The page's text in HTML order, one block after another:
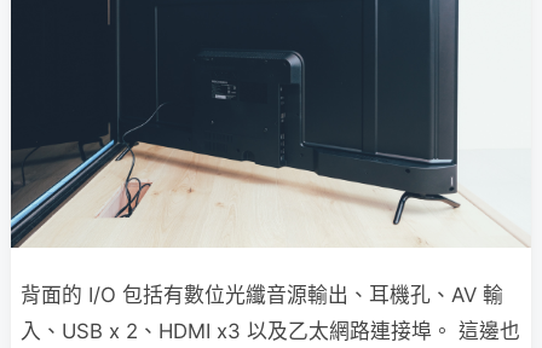
背面的 I/O 包括有數位光纖音源輸出、耳機孔、AV 輸
入、USB x 2、HDMI x3 以及乙太網路連接埠。 這邊也